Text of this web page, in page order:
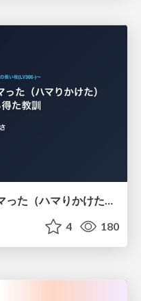
AWS ネットワーク構築でハマった（ハマりかけた） 5選とそこから得た教訓
4 180